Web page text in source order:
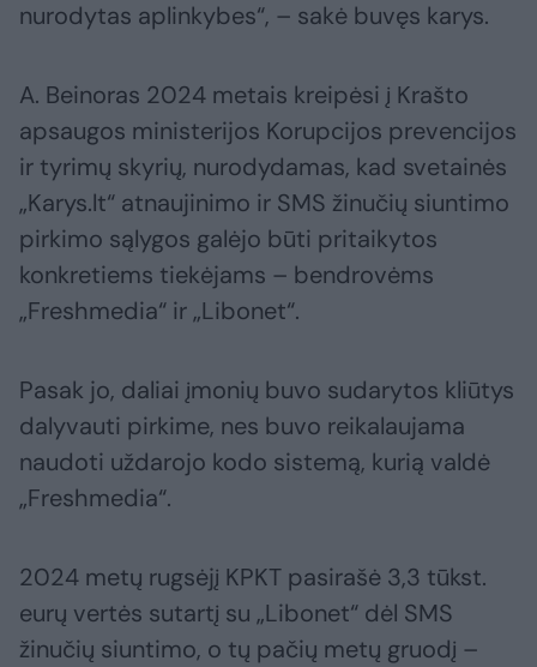
nurodytas aplinkybes“, – sakė buvęs karys.
A. Beinoras 2024 metais kreipėsi į Krašto
apsaugos ministerijos Korupcijos prevencijos
ir tyrimų skyrių, nurodydamas, kad svetainės
„Karys.lt“ atnaujinimo ir SMS žinučių siuntimo
pirkimo sąlygos galėjo būti pritaikytos
konkretiems tiekėjams – bendrovėms
„Freshmedia“ ir „Libonet“.
Pasak jo, daliai įmonių buvo sudarytos kliūtys
dalyvauti pirkime, nes buvo reikalaujama
naudoti uždarojo kodo sistemą, kurią valdė
„Freshmedia“.
2024 metų rugsėjį KPKT pasirašė 3,3 tūkst.
eurų vertės sutartį su „Libonet“ dėl SMS
žinučių siuntimo, o tų pačių metų gruodį –